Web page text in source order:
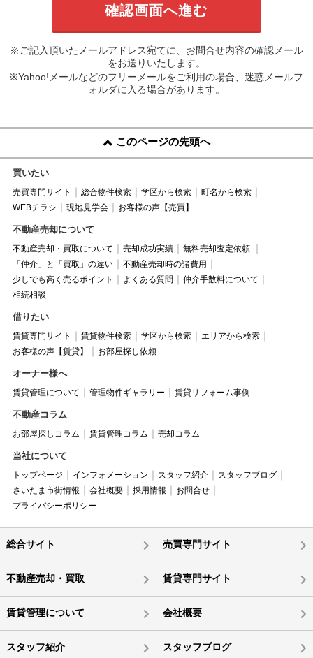
※ご記入頂いたメールアドレス宛てに、お問合せ内容の確認メール
をお送りいたします。
※Yahoo!メールなどのフリーメールをご利用の場合、迷惑メールフ
ォルダに入る場合があります。
このページの先頭へ
買いたい
売買専門サイト 総合物件検索 学区から検索
町名から検索
WEBチラシ
現地見学会 お客様の声【売買】
不動産売却について
不動産売却・買取について 売却成功実績
無料売却査定依頼
「仲介」と「買取」の違い
不動産売却時の諸費用
少しでも高く売るポイント
よくある質問
仲介手数料について
相続相談
借りたい
賃貸専門サイト 賃貸物件検索 学区から検索
エリアから検索
お客様の声【賃貸】
お部屋探し依頼
オーナー様へ
賃貸管理について 管理物件ギャラリー 賃貸リフォーム事例
不動産コラム
お部屋探しコラム 賃貸管理コラム 売却コラム
当社について
トップページ インフォメーション スタッフ紹介
スタッフブログ
さいたま市街情報
会社概要 採用情報
お問合せ
プライバシーポリシー
総合サイト 売買専門サイト
不動産売却・買取 賃貸専門サイト
賃貸管理について 会社概要
スタッフ紹介 スタッフブログ